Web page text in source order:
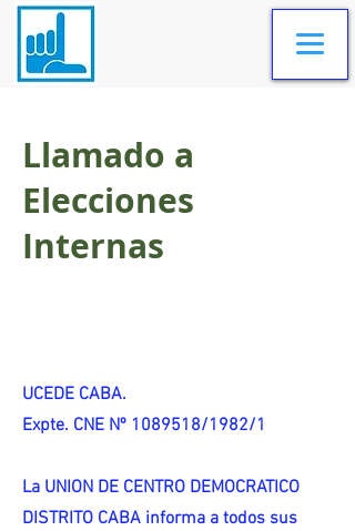
Llamado a
Elecciones
Internas
UCEDE CABA.
Expte. CNE Nº 1089518/1982/1
La UNION DE CENTRO DEMOCRATICO
DISTRITO CABA informa a todos sus